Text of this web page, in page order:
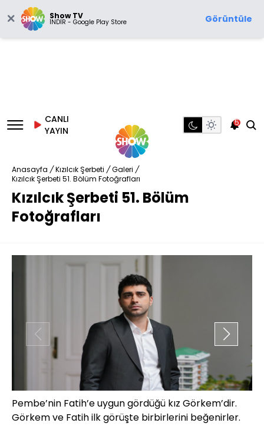
Show TV
İNDİR - Google Play Store Görüntüle
CANLI
YAYIN
5
Anasayfa / Kızılcık Şerbeti / Galeri /
Kızılcık Şerbeti 51. Bölüm Fotoğrafları
Kızılcık Şerbeti 51. Bölüm
Fotoğrafları
Pembe’nin Fatih’e uygun gördüğü kız Görkem’dir.
Görkem ve Fatih ilk görüşte birbirlerini beğenirler.